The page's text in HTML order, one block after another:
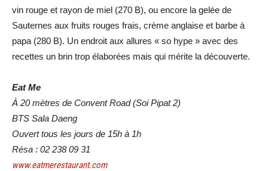
vin rouge et rayon de miel (270 B), ou encore la gelée de
Sauternes aux fruits rouges frais, crème anglaise et barbe à
papa (280 B). Un endroit aux allures « so hype » avec des
recettes un brin trop élaborées mais qui mérite la découverte.
Eat Me
À 20 mètres de Convent Road (Soi Pipat 2)
BTS Sala Daeng
Ouvert tous les jours de 15h à 1h
Résa : 02 238 09 31
www.eatmerestaurant.com